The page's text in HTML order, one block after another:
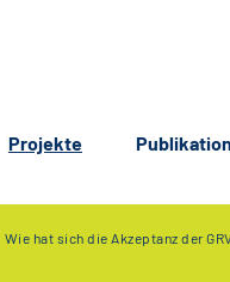
Projekte
Wie hat sich die Akzeptanz der